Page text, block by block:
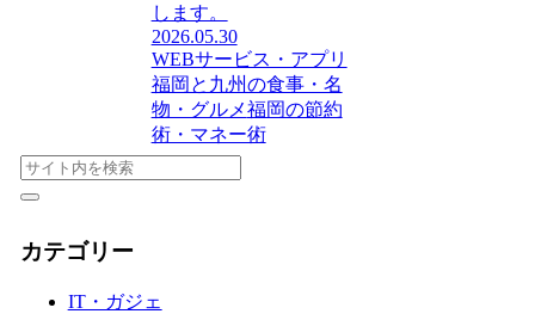
します。
2026.05.30
WEBサービス・アプリ
福岡と九州の食事・名
物・グルメ福岡の節約
術・マネー術
カテゴリー
IT・ガジェ